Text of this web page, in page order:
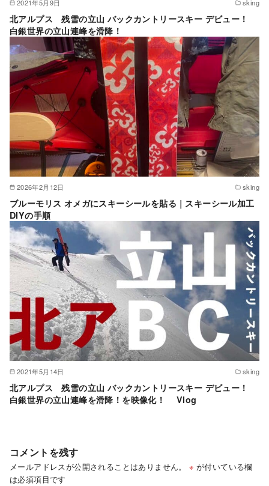
2021年5月9日 sking
北アルプス 残雪の立山 バックカントリースキー デビュー！
白銀世界の立山連峰を滑降！
2026年2月12日 sking
ブルーモリス オメガにスキーシールを貼る｜スキーシール加工
DIYの手順
2021年5月14日 sking
北アルプス 残雪の立山 バックカントリースキー デビュー！
白銀世界の立山連峰を滑降！を映像化！ Vlog
コメントを残す
メールアドレスが公開されることはありません。 ※ が付いている欄
は必須項目です